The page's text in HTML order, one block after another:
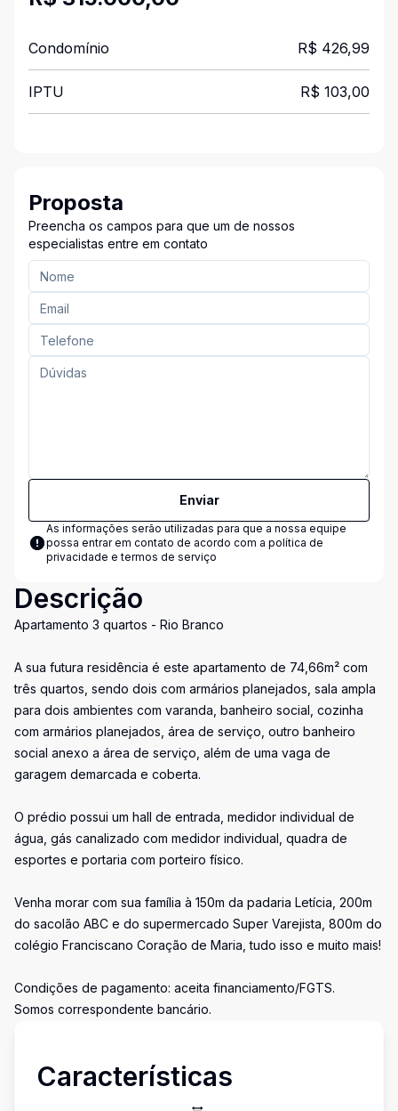
Condomínio R$ 426,99
IPTU R$ 103,00
Proposta
Preencha os campos para que um de nossos
especialistas entre em contato
Enviar
As informações serão utilizadas para que a nossa equipe
possa entrar em contato de acordo com a política de
privacidade e termos de serviço
Descrição
Apartamento 3 quartos - Rio Branco
A sua futura residência é este apartamento de 74,66m² com
três quartos, sendo dois com armários planejados, sala ampla
para dois ambientes com varanda, banheiro social, cozinha
com armários planejados, área de serviço, outro banheiro
social anexo a área de serviço, além de uma vaga de
garagem demarcada e coberta.
O prédio possui um hall de entrada, medidor individual de
água, gás canalizado com medidor individual, quadra de
esportes e portaria com porteiro físico.
Venha morar com sua família à 150m da padaria Letícia, 200m
do sacolão ABC e do supermercado Super Varejista, 800m do
colégio Franciscano Coração de Maria, tudo isso e muito mais!
Condições de pagamento: aceita financiamento/FGTS.
Somos correspondente bancário.
Características